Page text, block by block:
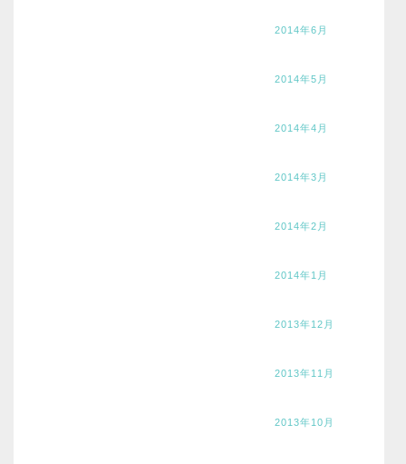
2014年6月
2014年5月
2014年4月
2014年3月
2014年2月
2014年1月
2013年12月
2013年11月
2013年10月